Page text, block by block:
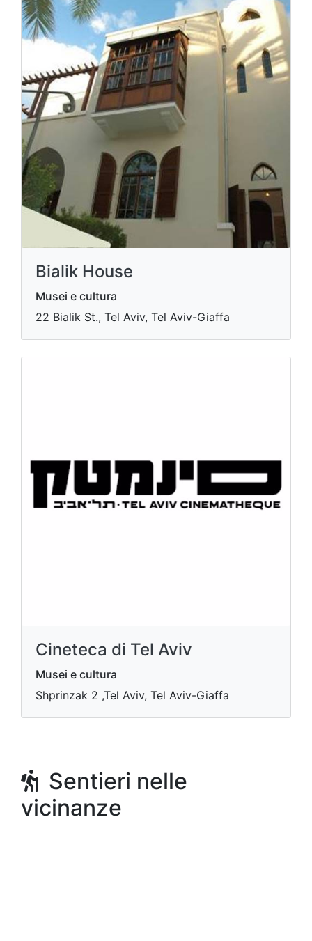
Bialik House
Musei e cultura
22 Bialik St., Tel Aviv, Tel Aviv-Giaffa
Cineteca di Tel Aviv
Musei e cultura
Shprinzak 2 ,Tel Aviv, Tel Aviv-Giaffa
Sentieri nelle
vicinanze